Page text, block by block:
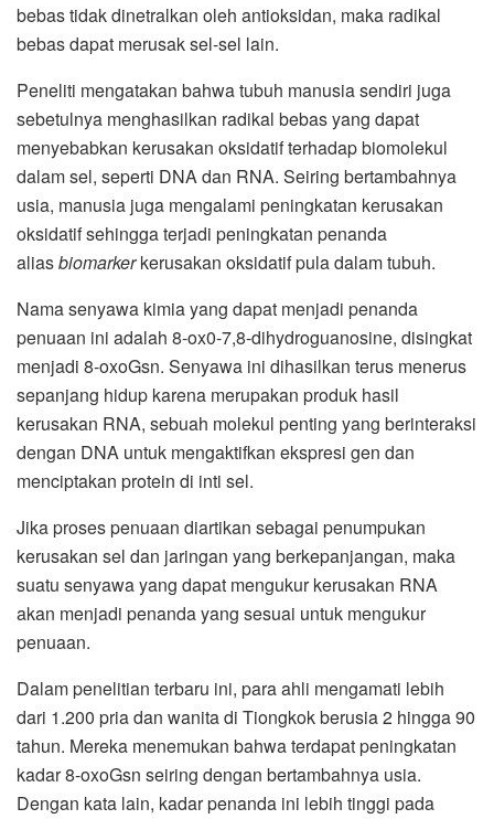
bebas tidak dinetralkan oleh antioksidan, maka radikal
bebas dapat merusak sel-sel lain.
Peneliti mengatakan bahwa tubuh manusia sendiri juga
sebetulnya menghasilkan radikal bebas yang dapat
menyebabkan kerusakan oksidatif terhadap biomolekul
dalam sel, seperti DNA dan RNA. Seiring bertambahnya
usia, manusia juga mengalami peningkatan kerusakan
oksidatif sehingga terjadi peningkatan penanda
aliasbiomarkerkerusakan oksidatif pula dalam tubuh.
Nama senyawa kimia yang dapat menjadi penanda
penuaan ini adalah 8-ox0-7,8-dihydroguanosine, disingkat
menjadi 8-oxoGsn. Senyawa ini dihasilkan terus menerus
sepanjang hidup karena merupakan produk hasil
kerusakan RNA, sebuah molekul penting yang berinteraksi
dengan DNA untuk mengaktifkan ekspresi gen dan
menciptakan protein di inti sel.
Jika proses penuaan diartikan sebagai penumpukan
kerusakan sel dan jaringan yang berkepanjangan, maka
suatu senyawa yang dapat mengukur kerusakan RNA
akan menjadi penanda yang sesuai untuk mengukur
penuaan.
Dalam penelitian terbaru ini, para ahli mengamati lebih
dari 1.200 pria dan wanita di Tiongkok berusia 2 hingga 90
tahun. Mereka menemukan bahwa terdapat peningkatan
kadar 8-oxoGsn seiring dengan bertambahnya usia.
Dengan kata lain, kadar penanda ini lebih tinggi pada